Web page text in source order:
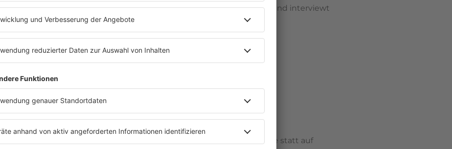
unterwegs sein. Zusätzlich berichtet er direkt aus dem DFB-Lager und interviewt
Müller und Jürgen Klopp.
Kaulitz im Übrigen ganz bewusst auf eine emotionale Fan-Perspektive statt auf